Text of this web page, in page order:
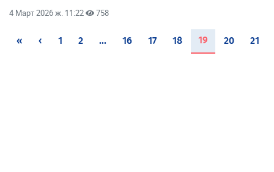
4 Март 2026 ж. 11:22
758
« ‹ 1 2 ... 16 17 18 19 (current)
20 21